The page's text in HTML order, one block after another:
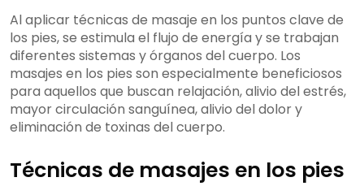
Al aplicar técnicas de masaje en los puntos clave de
los pies, se estimula el flujo de energía y se trabajan
diferentes sistemas y órganos del cuerpo. Los
masajes en los pies son especialmente beneficiosos
para aquellos que buscan relajación, alivio del estrés,
mayor circulación sanguínea, alivio del dolor y
eliminación de toxinas del cuerpo.
Técnicas de masajes en los pies